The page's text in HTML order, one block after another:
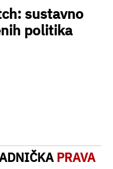
sustavno
politika
PRAVA